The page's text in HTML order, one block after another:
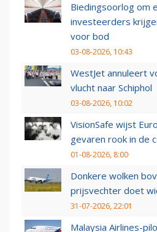
Biedingsoorlog om
investeerders
voor bod
03-08-2026, 10:43
WestJet annuleert
vlucht naar Schiphol
03-08-2026, 10:02
VisionSafe wijst
gevaren rook in de
01-08-2026, 8:00
Donkere wolken
prijsvechter doet
31-07-2026, 22:01
Malaysia Airlines-